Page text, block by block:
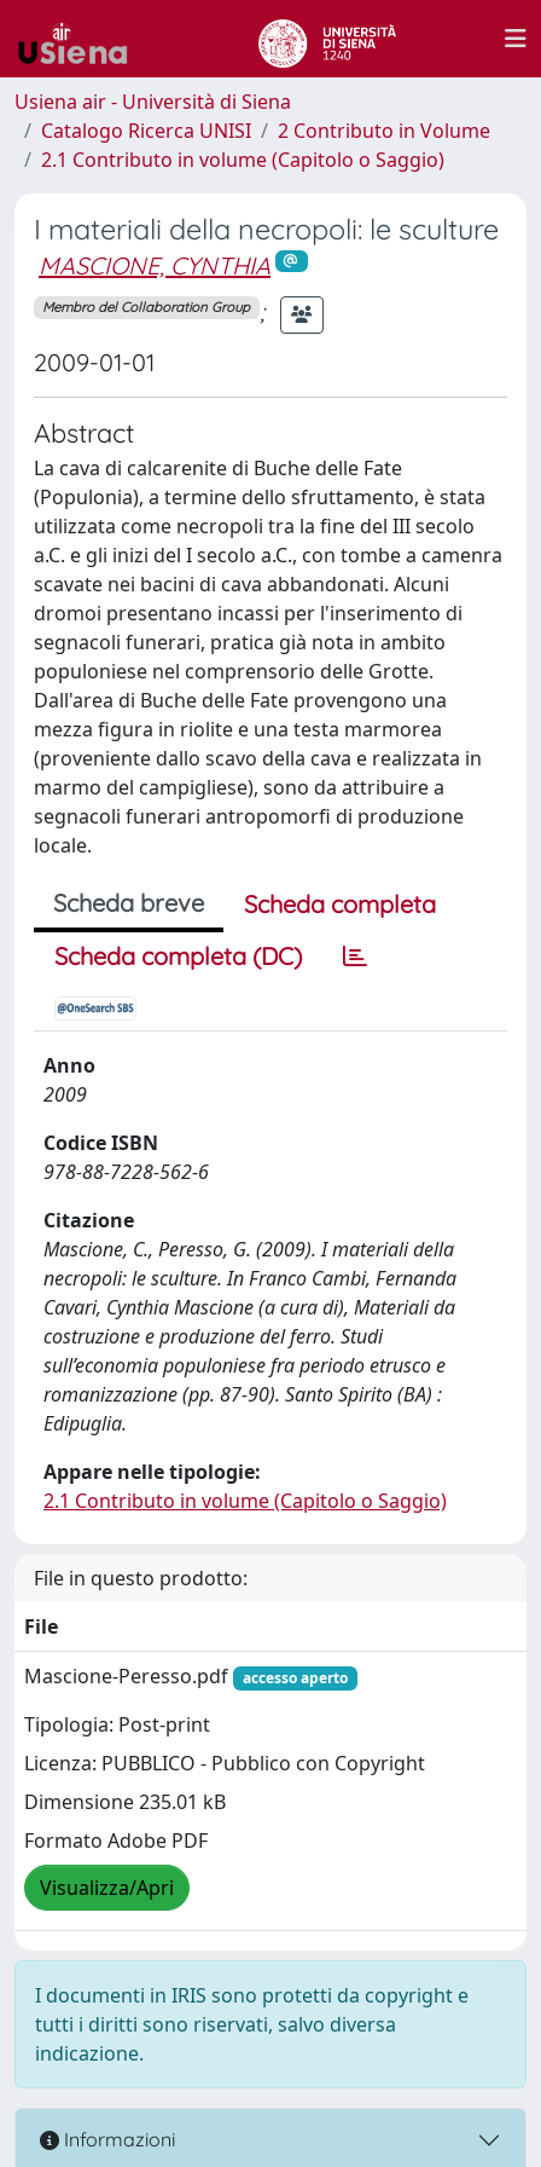
Usiena air - Università di Siena
Catalogo Ricerca UNISI
2 Contributo in Volume
2.1 Contributo in volume (Capitolo o Saggio)
I materiali della necropoli: le sculture
MASCIONE, CYNTHIA
Membro del Collaboration Group ;
2009-01-01
Abstract
La cava di calcarenite di Buche delle Fate
(Populonia), a termine dello sfruttamento, è stata
utilizzata come necropoli tra la fine del III secolo
a.C. e gli inizi del I secolo a.C., con tombe a camenra
scavate nei bacini di cava abbandonati. Alcuni
dromoi presentano incassi per l'inserimento di
segnacoli funerari, pratica già nota in ambito
populoniese nel comprensorio delle Grotte.
Dall'area di Buche delle Fate provengono una
mezza figura in riolite e una testa marmorea
(proveniente dallo scavo della cava e realizzata in
marmo del campigliese), sono da attribuire a
segnacoli funerari antropomorfi di produzione
locale.
Scheda breve
Scheda completa
Scheda completa (DC)
Anno
2009
Codice ISBN
978-88-7228-562-6
Citazione
Mascione, C., Peresso, G. (2009). I materiali della
necropoli: le sculture. In Franco Cambi, Fernanda
Cavari, Cynthia Mascione (a cura di), Materiali da
costruzione e produzione del ferro. Studi
sull’economia populoniese fra periodo etrusco e
romanizzazione (pp. 87-90). Santo Spirito (BA) :
Edipuglia.
Appare nelle tipologie:
2.1 Contributo in volume (Capitolo o Saggio)
File in questo prodotto:
File
Mascione-Peresso.pdf
accesso aperto
Tipologia: Post-print
Licenza: PUBBLICO - Pubblico con Copyright
Dimensione 235.01 kB
Formato Adobe PDF
Visualizza/Apri
I documenti in IRIS sono protetti da copyright e
tutti i diritti sono riservati, salvo diversa
indicazione.
Informazioni